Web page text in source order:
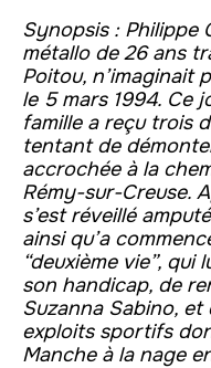
Synopsis : Philippe
métallo de 26 ans
Poitou, n’imaginait
le 5 mars 1994. Ce
famille a reçu trois
tentant de
accrochée à la
Rémy-sur-Creuse.
s’est réveillé
ainsi qu’a
“deuxième vie”,
son handicap, de
Suzanna Sabino, et
exploits sportifs
Manche à la nage